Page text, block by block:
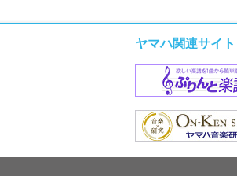
ヤマハ関連サイト